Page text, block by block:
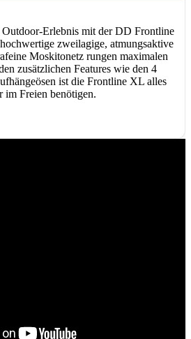
Erlebnis mit der DD Frontline
zweilagige, atmungsaktive
Moskitonetz rungen maximalen
zusätzlichen Features wie den 4
ist die Frontline XL alles
im Freien benötigen.